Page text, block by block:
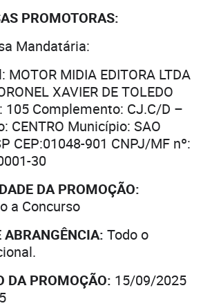
PROMOTORAS:
Mandatária:
MOTOR MIDIA EDITORA LTDA
XAVIER DE TOLEDO
105 Complemento: CJ.C/D –
CENTRO Município: SAO
CEP:01048-901 CNPJ/MF nº:
30
DA PROMOÇÃO:
a Concurso
ABRANGÊNCIA: Todo o
DA PROMOÇÃO: 15/09/2025